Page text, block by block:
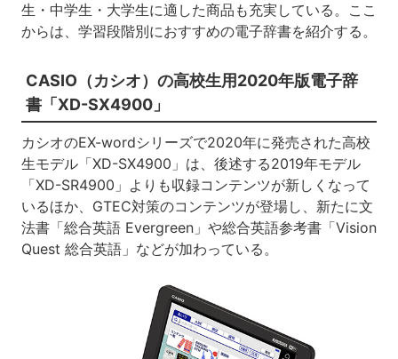
生・中学生・大学生に適した商品も充実している。ここ
からは、学習段階別におすすめの電子辞書を紹介する。
CASIO（カシオ）の高校生用2020年版電子辞
書「XD-SX4900」
カシオのEX-wordシリーズで2020年に発売された高校
生モデル「XD-SX4900」は、後述する2019年モデル
「XD-SR4900」よりも収録コンテンツが新しくなって
いるほか、GTEC対策のコンテンツが登場し、新たに文
法書「総合英語 Evergreen」や総合英語参考書「Vision
Quest 総合英語」などが加わっている。